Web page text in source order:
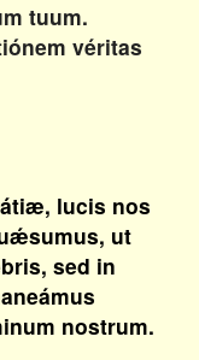
tuum.
véritas
lucis nos
ut
sed in
nostrum.